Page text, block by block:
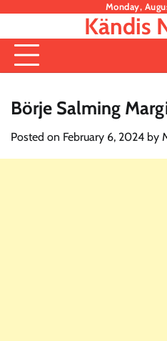
content
Monday,
Kändis
Börje Salming
Posted on February 6, 2024 by